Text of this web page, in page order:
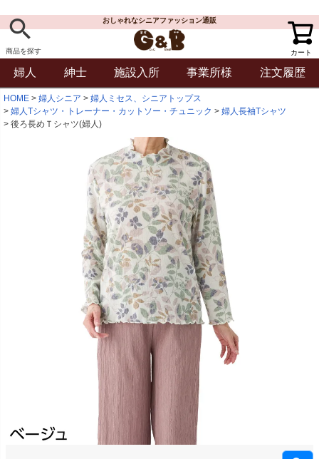
商品を探す
おしゃれなシニアファッション通販
カート
婦人 紳士 施設入所 事業所様 注文履歴
HOME 婦人シニア
婦人ミセス、シニアトップス
婦人Tシャツ・トレーナー・カットソー・チュニック
婦人長袖Tシャツ
後ろ長めＴシャツ(婦人)